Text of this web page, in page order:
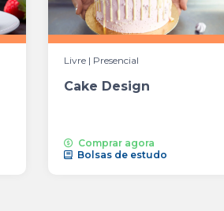
Livre | Presencial
Cake Design
Comprar agora
Bolsas de estudo